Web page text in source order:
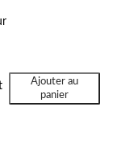
Ajouter au
panier